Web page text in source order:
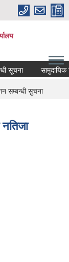
सूचना सामुदायिक
सम्बन्धी सुचना